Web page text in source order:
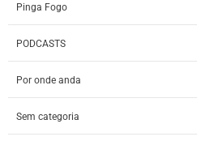
Pinga Fogo
PODCASTS
Por onde anda
Sem categoria